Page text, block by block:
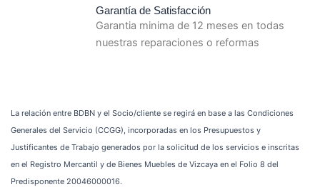
Garantía de Satisfacción
Garantia minima de 12 meses en todas
nuestras reparaciones o reformas
La relación entre BDBN y el Socio/cliente se regirá en base a las Condiciones
Generales del Servicio (CCGG), incorporadas en los Presupuestos y
Justificantes de Trabajo generados por la solicitud de los servicios e inscritas
en el Registro Mercantil y de Bienes Muebles de Vizcaya en el Folio 8 del
Predisponente 20046000016.